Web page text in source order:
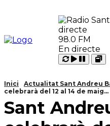
98.0 FM
En directe
Carregant
Reproduir
Pausar
Inici Actualitat Sant Andreu
celebrarà del 12 al 14 de maig...
Sant